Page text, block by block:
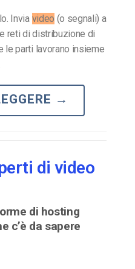
Invia video (o segnali) a
reti di distribuzione di
le parti lavorano insieme
→
di video
di hosting
c’è da sapere